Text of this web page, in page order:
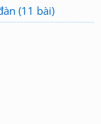
(11 bài)